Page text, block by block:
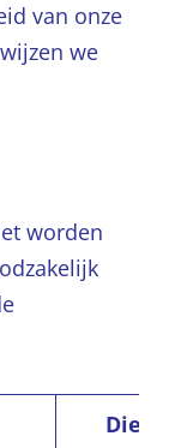
van onze
we
worden